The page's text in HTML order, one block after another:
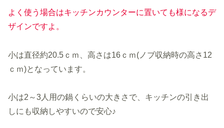
よく使う場合はキッチンカウンターに置いても様になるデ
ザインですよ。
小は直径約20.5ｃｍ、高さは16ｃｍ(ノブ収納時の高さ12
ｃｍ)となっています。
小は2～3人用の鍋くらいの大きさで、キッチンの引き出
しにも収納しやすいので安心♪